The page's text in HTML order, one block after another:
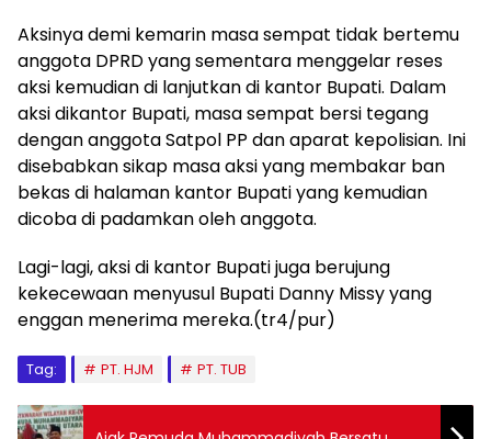
Aksinya demi kemarin masa sempat tidak bertemu
anggota DPRD yang sementara menggelar reses
aksi kemudian di lanjutkan di kantor Bupati. Dalam
aksi dikantor Bupati, masa sempat bersi tegang
dengan anggota Satpol PP dan aparat kepolisian. Ini
disebabkan sikap masa aksi yang membakar ban
bekas di halaman kantor Bupati yang kemudian
dicoba di padamkan oleh anggota.
Lagi-lagi, aksi di kantor Bupati juga berujung
kekecewaan menyusul Bupati Danny Missy yang
enggan menerima mereka.(tr4/pur)
Tag: PT. HJM PT. TUB